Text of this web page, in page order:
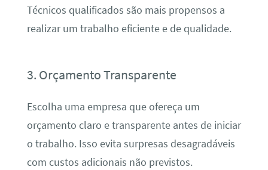
Técnicos qualificados são mais propensos a
realizar um trabalho eficiente e de qualidade.
3. Orçamento Transparente
Escolha uma empresa que ofereça um
orçamento claro e transparente antes de iniciar
o trabalho. Isso evita surpresas desagradáveis
com custos adicionais não previstos.